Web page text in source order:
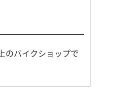
のバイクショップで